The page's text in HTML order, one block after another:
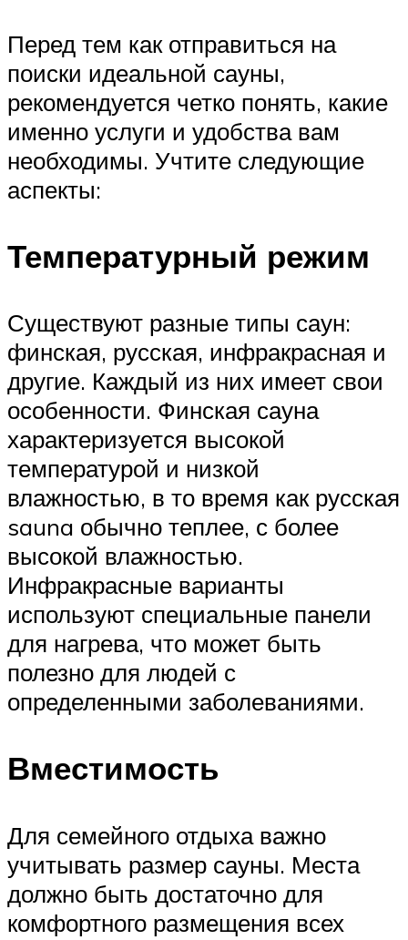
Перед тем как отправиться на
поиски идеальной сауны,
рекомендуется четко понять, какие
именно услуги и удобства вам
необходимы. Учтите следующие
аспекты:
Температурный режим
Существуют разные типы саун:
финская, русская, инфракрасная и
другие. Каждый из них имеет свои
особенности. Финская сауна
характеризуется высокой
температурой и низкой
влажностью, в то время как русская
sauna обычно теплее, с более
высокой влажностью.
Инфракрасные варианты
используют специальные панели
для нагрева, что может быть
полезно для людей с
определенными заболеваниями.
Вместимость
Для семейного отдыха важно
учитывать размер сауны. Места
должно быть достаточно для
комфортного размещения всех